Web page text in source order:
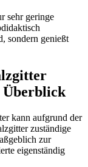
sehr geringe
sondern genießt
Überblick
kann aufgrund der
zuständige
zur
eigenständig